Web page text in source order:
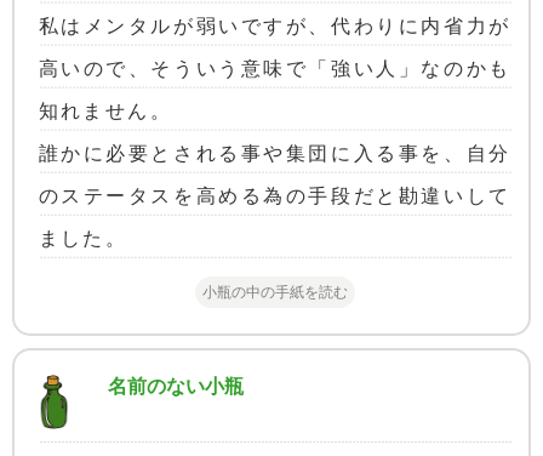
私はメンタルが弱いですが、代わりに内省力が
高いので、そういう意味で「強い人」なのかも
知れません。
誰かに必要とされる事や集団に入る事を、自分
のステータスを高める為の手段だと勘違いして
ました。
小瓶の中の手紙を読む
名前のない小瓶